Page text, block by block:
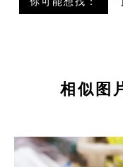
你可能想找：
相似图